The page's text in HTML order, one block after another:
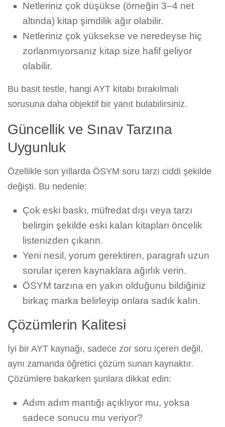
Netleriniz çok düşükse (örneğin 3–4 net
altında) kitap şimdilik ağır olabilir.
Netleriniz çok yüksekse ve neredeyse hiç
zorlanmıyorsanız kitap size hafif geliyor
olabilir.
Bu basit testle, hangi AYT kitabı bırakılmalı
sorusuna daha objektif bir yanıt bulabilirsiniz.
Güncellik ve Sınav Tarzına
Uygunluk
Özellikle son yıllarda ÖSYM soru tarzı ciddi şekilde
değişti. Bu nedenle:
Çok eski baskı, müfredat dışı veya tarzı
belirgin şekilde eski kalan kitapları öncelik
listenizden çıkarın.
Yeni nesil, yorum gerektiren, paragrafı uzun
sorular içeren kaynaklara ağırlık verin.
ÖSYM tarzına en yakın olduğunu bildiğiniz
birkaç marka belirleyip onlara sadık kalın.
Çözümlerin Kalitesi
İyi bir AYT kaynağı, sadece zor soru içeren değil,
aynı zamanda öğretici çözüm sunan kaynaktır.
Çözümlere bakarken şunlara dikkat edin:
Adım adım mantığı açıklıyor mu, yoksa
sadece sonucu mu veriyor?